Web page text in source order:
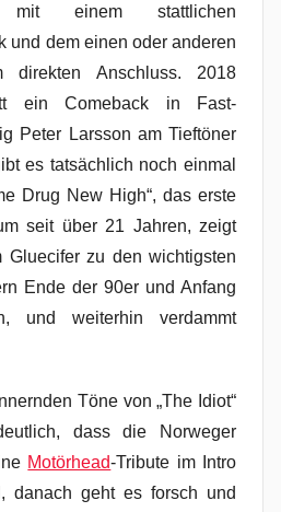
mit einem stattlichen
und dem einen oder anderen
direkten Anschluss. 2018
ein Comeback in Fast-
Peter Larsson am Tieftöner
es tatsächlich noch einmal
Drug New High“, das erste
seit über 21 Jahren, zeigt
Gluecifer zu den wichtigsten
Ende der 90er und Anfang
und weiterhin verdammt
Töne von „The Idiot“
dass die Norweger
Motörhead-Tribute im Intro
danach geht es forsch und